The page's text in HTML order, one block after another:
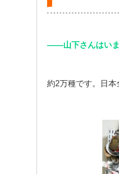
――山下さんはいま
約2万種です。日本